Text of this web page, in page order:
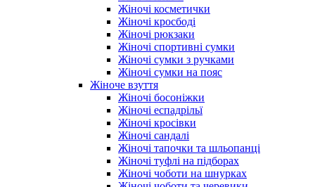
Жіночі косметички
Жіночі кросбоді
Жіночі рюкзаки
Жіночі спортивні сумки
Жіночі сумки з ручками
Жіночі сумки на пояс
Жіноче взуття
Жіночі босоніжки
Жіночі еспадрільї
Жіночі кросівки
Жіночі сандалі
Жіночі тапочки та шльопанці
Жіночі туфлі на підборах
Жіночі чоботи на шнурках